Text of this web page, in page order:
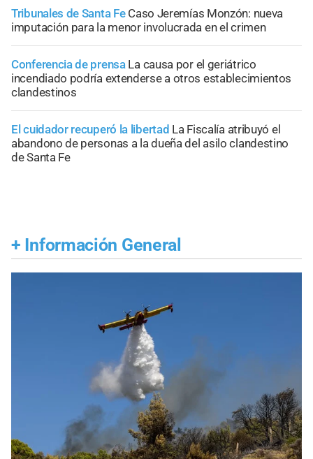
Tribunales de Santa Fe Caso Jeremías Monzón: nueva
imputación para la menor involucrada en el crimen
Conferencia de prensa La causa por el geriátrico
incendiado podría extenderse a otros establecimientos
clandestinos
El cuidador recuperó la libertad La Fiscalía atribuyó el
abandono de personas a la dueña del asilo clandestino
de Santa Fe
+ Información General